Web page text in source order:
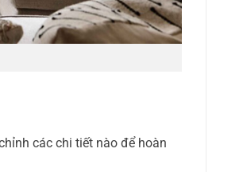
các chi tiết nào để hoàn